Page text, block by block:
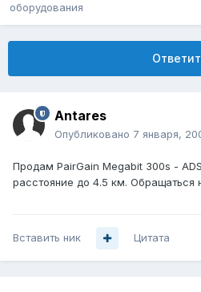
оборудования
Antares
Опубликовано 7 января,
Продам PairGain Megabit 300s -
расстояние до 4.5 км. Обращаться
Вставить ник Цитата